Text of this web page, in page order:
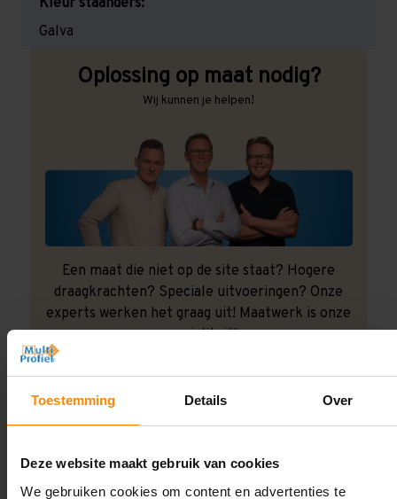
Toestemming Details Over
Deze website maakt gebruik van cookies
We gebruiken cookies om content en advertenties te
Galva
Oplossing op maat nodig?
Wij kunnen je helpen!
Een maat die niet op de site staat? Hogere
draagkrachten? Speciale uitvoeringen? Onze
experts werken het graag uit! Maatwerk is onze
specialiteit!
Contact met specialist
Montage uitbesteden?